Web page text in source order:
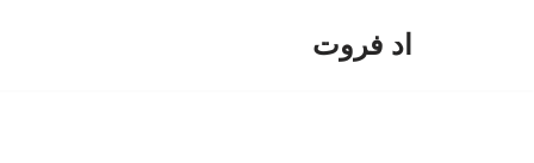
اد فروت